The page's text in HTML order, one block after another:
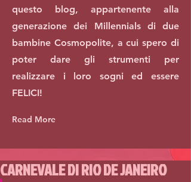
questo blog, appartenente alla
generazione dei Millennials di due
bambine Cosmopolite, a cui spero di
poter dare gli strumenti per
realizzare i loro sogni ed essere
FELICI!
Read More
CARNEVALE DI RIO DE JANEIRO